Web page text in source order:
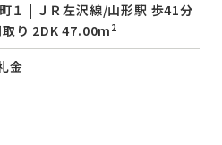
１ | ＪＲ左沢線/山形駅 歩41分
り 2DK 47.00m 2
金